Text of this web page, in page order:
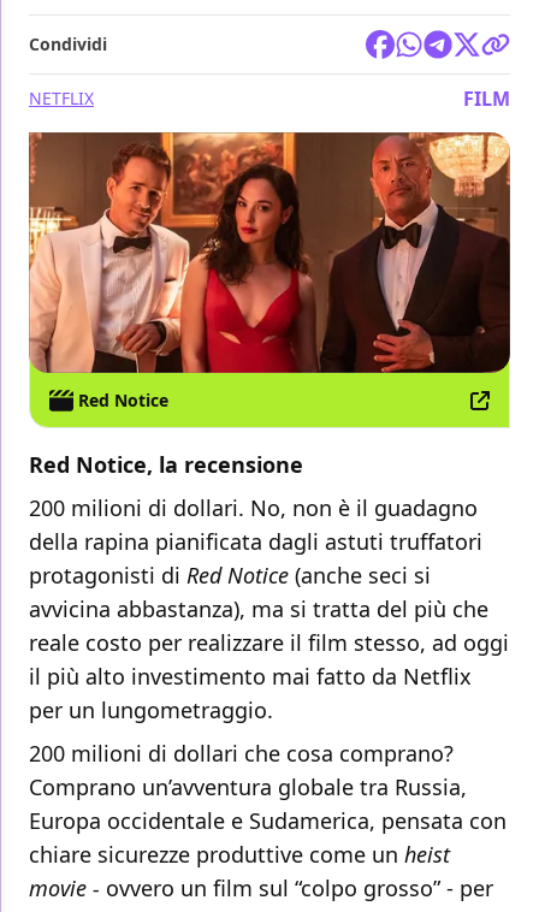
Condividi
NETFLIX FILM
Red Notice
Red Notice, la recensione
200 milioni di dollari. No, non è il guadagno
della rapina pianificata dagli astuti truffatori
protagonisti di Red Notice (anche seci si
avvicina abbastanza), ma si tratta del più che
reale costo per realizzare il film stesso, ad oggi
il più alto investimento mai fatto da Netflix
per un lungometraggio.
200 milioni di dollari che cosa comprano?
Comprano un’avventura globale tra Russia,
Europa occidentale e Sudamerica, pensata con
chiare sicurezze produttive come un heist
movie - ovvero un film sul “colpo grosso” - per